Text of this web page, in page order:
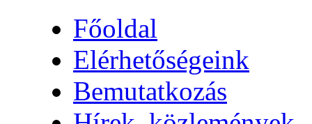
Főoldal
Elérhetőségeink
Bemutatkozás